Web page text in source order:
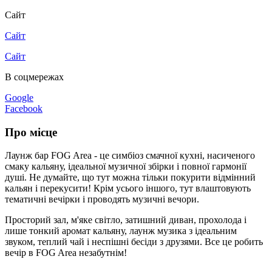
Сайт
Сайт
Сайт
В соцмережах
Google
Facebook
Про місце
Лаунж бар FOG Area - це симбіоз смачної кухні, насиченого
смаку кальяну, ідеальної музичної збірки і повної гармонії
душі. Не думайте, що тут можна тільки покурити відмінний
кальян і перекусити! Крім усього іншого, тут влаштовують
тематичні вечірки і проводять музичні вечори.
Просторий зал, м'яке світло, затишний диван, прохолода і
лише тонкий аромат кальяну, лаунж музика з ідеальним
звуком, теплий чай і неспішні бесіди з друзями. Все це робить
вечір в FOG Area незабутнім!